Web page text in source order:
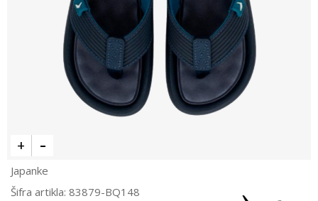
Japanke
Šifra artikla: 83879-BQ148